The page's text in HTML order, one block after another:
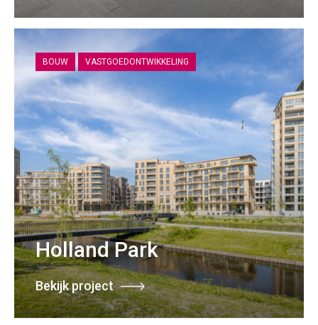
BOUW VASTGOEDONTWIKKELING
Holland Park
Bekijk project